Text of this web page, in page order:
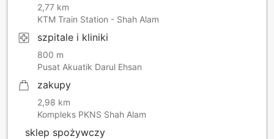
2,77 km
KTM Train Station - Shah Alam
szpitale i kliniki
800 m
Pusat Akuatik Darul Ehsan
zakupy
2,98 km
Kompleks PKNS Shah Alam
sklep spożywczy